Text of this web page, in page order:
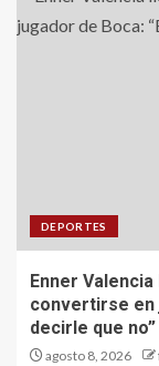
DEPORTES
Enner
convertirse en
decirle que no”
agosto 8, 2026